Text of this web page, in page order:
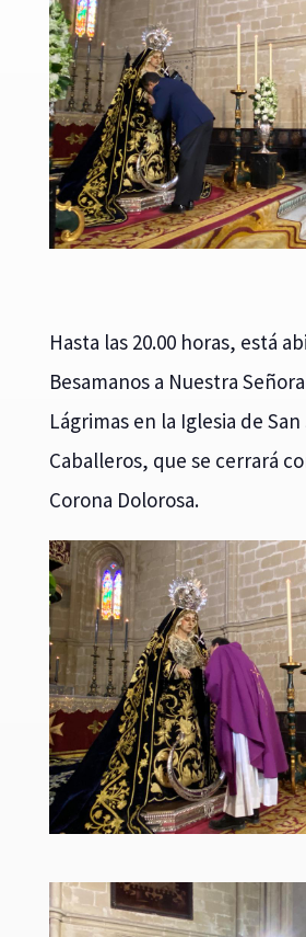
Hasta las 20.00 horas, está
Besamanos a Nuestra
Lágrimas en la Iglesia de
Caballeros, que se cerrará
Corona Dolorosa.